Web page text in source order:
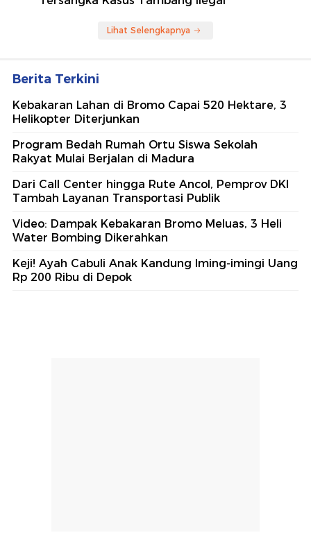
Lihat Selengkapnya
Berita Terkini
Kebakaran Lahan di Bromo Capai 520 Hektare, 3
Helikopter Diterjunkan
Program Bedah Rumah Ortu Siswa Sekolah
Rakyat Mulai Berjalan di Madura
Dari Call Center hingga Rute Ancol, Pemprov DKI
Tambah Layanan Transportasi Publik
Video: Dampak Kebakaran Bromo Meluas, 3 Heli
Water Bombing Dikerahkan
Keji! Ayah Cabuli Anak Kandung Iming-imingi Uang
Rp 200 Ribu di Depok